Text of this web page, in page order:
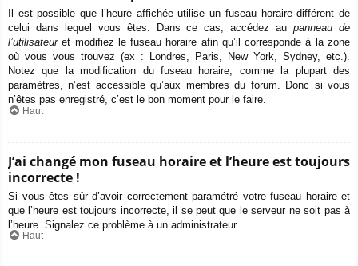
Il est possible que l’heure affichée utilise un fuseau horaire différent de
celui dans lequel vous êtes. Dans ce cas, accédez aupanneau de
l’utilisateuret modifiez le fuseau horaire afin qu’il corresponde à la zone
où vous vous trouvez (ex : Londres, Paris, New York, Sydney, etc.).
Notez que la modification du fuseau horaire, comme la plupart des
paramètres, n’est accessible qu’aux membres du forum. Donc si vous
n’êtes pas enregistré, c’est le bon moment pour le faire.
Haut
J’ai changé mon fuseau horaire et l’heure est toujours
incorrecte !
Si vous êtes sûr d’avoir correctement paramétré votre fuseau horaire et
que l’heure est toujours incorrecte, il se peut que le serveur ne soit pas à
l’heure. Signalez ce problème à un administrateur.
Haut